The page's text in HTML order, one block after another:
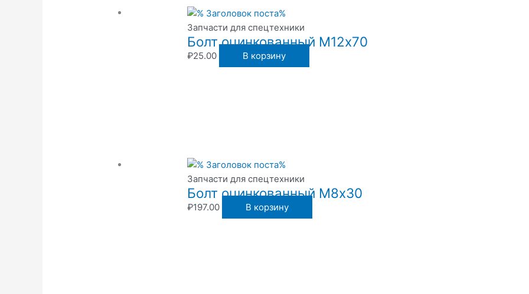
Запчасти для спецтехники
Болт оцинкованный М12х70
₽25.00 В корзину
Запчасти для спецтехники
Болт оцинкованный М8х30
₽197.00 В корзину